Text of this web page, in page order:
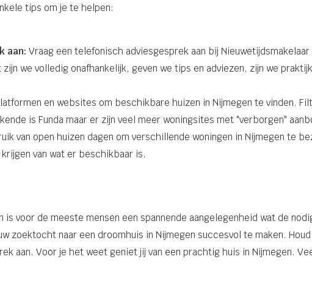
tips om je te helpen:
aan: Vraag een telefonisch adviesgesprek aan bij
zijn we volledig onafhankelijk, geven we tips en adviezen, zijn we
en websites om beschikbare huizen in Nijmegen te vinden.
is Funda maar er zijn veel meer woningsites met "verborgen"
van open huizen dagen om verschillende woningen in Nijmegen te
van wat er beschikbaar is.
is voor de meeste mensen een spannende aangelegenheid wat de
zoektocht naar een droomhuis in Nijmegen succesvol te maken.
aan. Voor je het weet geniet jij van een prachtig huis in Nijmegen.